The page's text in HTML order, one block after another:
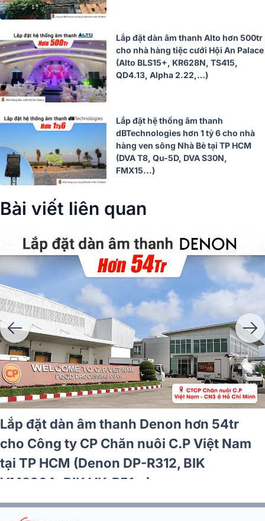
Lắp đặt dàn âm thanh Alto hơn 500tr
cho nhà hàng tiệc cưới Hội An Palace
(Alto BLS15+, KR628N, TS415,
QD4.13, Alpha 2.22,…)
Lắp đặt hệ thống âm thanh
dBTechnologies hơn 1 tỷ 6 cho nhà
hàng ven sông Nhà Bè tại TP HCM
(DVA T8, Qu-5D, DVA S30N,
FMX15...)
Bài viết liên quan
âm thanh RCF hơn 74tr cho
Events and Sports Network
(RCF G-MAX 12, Audiocenter
JBL VX9...)
Lắp
nhà